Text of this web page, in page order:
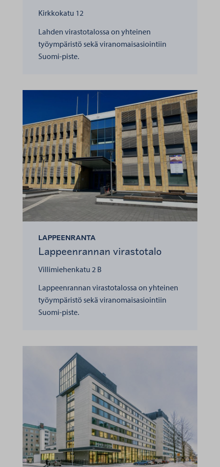
Kirkkokatu 12
Lahden virastotalossa on yhteinen
työympäristö sekä viranomaisasiointiin
Suomi-piste.
LAPPEENRANTA
Lappeenrannan virastotalo
Villimiehenkatu 2 B
Lappeenrannan virastotalossa on yhteinen
työympäristö sekä viranomaisasiointiin
Suomi-piste.